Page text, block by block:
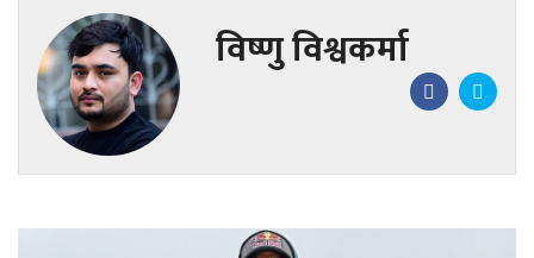
विष्णु विश्वकर्मा